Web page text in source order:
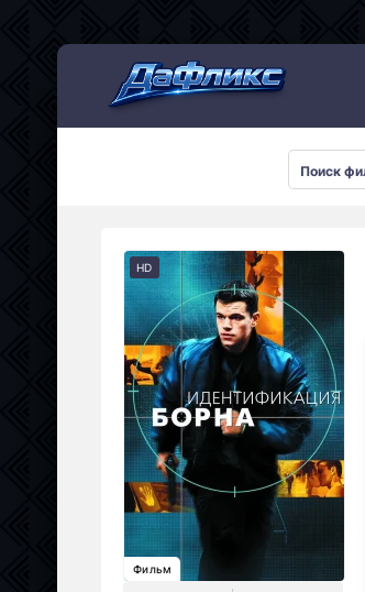
HD
Фильм
Мультсериалы